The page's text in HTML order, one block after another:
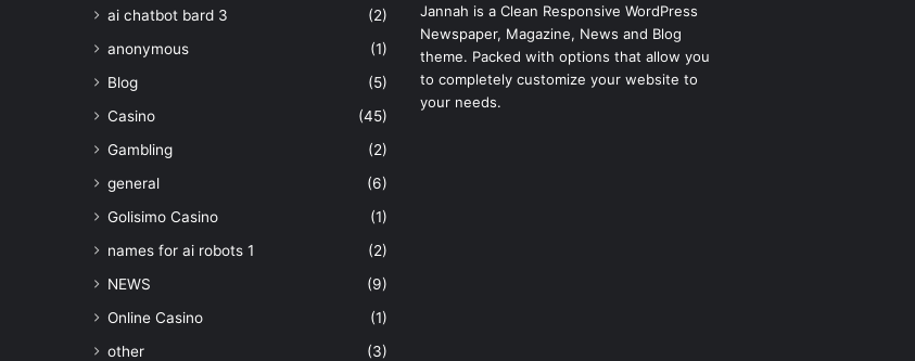
ai chatbot bard 3
(2)
anonymous
(1)
Blog
(5)
Casino
(45)
Gambling
(2)
general
(6)
Golisimo Casino
(1)
names for ai robots 1
(2)
NEWS
(9)
Online Casino
(1)
other
(3)
Jannah is a Clean Responsive WordPress
Newspaper, Magazine, News and Blog
theme. Packed with options that allow you
to completely customize your website to
your needs.